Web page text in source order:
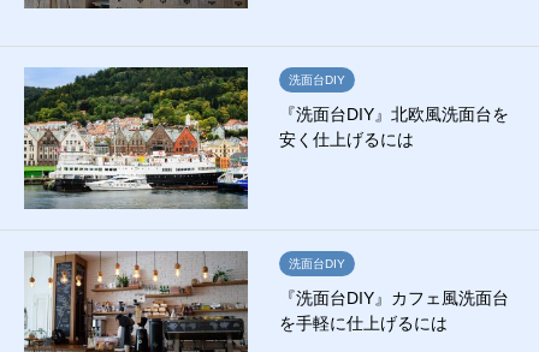
洗面台DIY
『洗面台DIY』北欧風洗面台を
安く仕上げるには
洗面台DIY
『洗面台DIY』カフェ風洗面台
を手軽に仕上げるには